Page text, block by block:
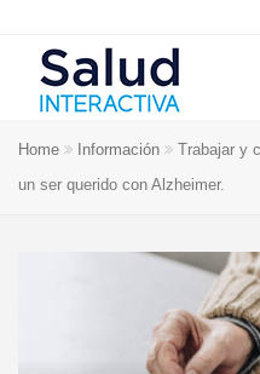
Home Información
Trabajar y
un ser querido con Alzheimer.